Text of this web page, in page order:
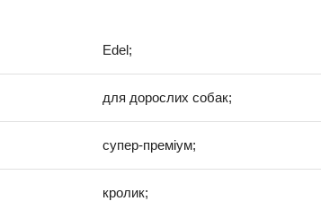
Edel;
для дорослих собак;
супер-преміум;
кролик;